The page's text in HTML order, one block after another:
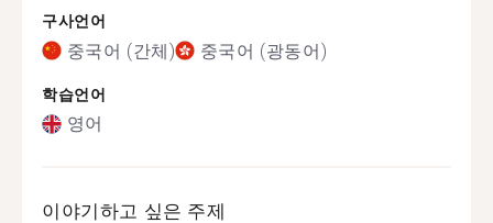
구사언어
중국어 (간체) 중국어 (광동어)
학습언어
영어
이야기하고 싶은 주제